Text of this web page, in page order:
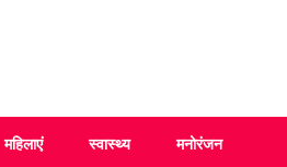
महिलाएं स्वास्थ्य मनोरंजन